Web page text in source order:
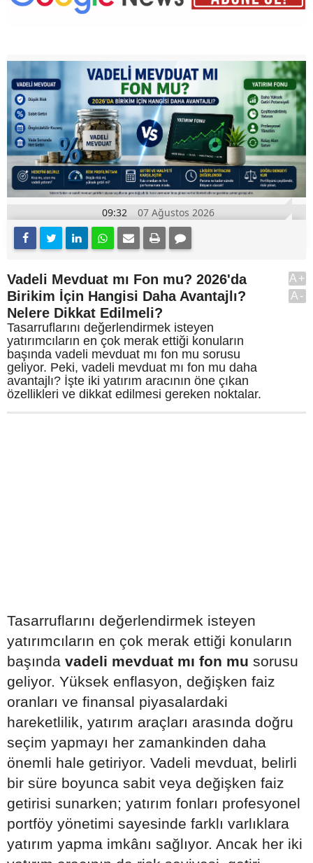
09:32 07 Ağustos 2026
Vadeli Mevduat mı Fon mu? 2026'da
Birikim İçin Hangisi Daha Avantajlı?
Nelere Dikkat Edilmeli?
Tasarruflarını değerlendirmek isteyen
yatırımcıların en çok merak ettiği konuların
başında vadeli mevduat mı fon mu sorusu
geliyor. Peki, vadeli mevduat mı fon mu daha
avantajlı? İşte iki yatırım aracının öne çıkan
özellikleri ve dikkat edilmesi gereken noktalar.
A+
A-
Tasarruflarını değerlendirmek isteyen
yatırımcıların en çok merak ettiği konuların
başında vadeli mevduat mı fon mu sorusu
geliyor. Yüksek enflasyon, değişken faiz
oranları ve finansal piyasalardaki
hareketlilik, yatırım araçları arasında doğru
seçim yapmayı her zamankinden daha
önemli hale getiriyor. Vadeli mevduat, belirli
bir süre boyunca sabit veya değişken faiz
getirisi sunarken; yatırım fonları profesyonel
portföy yönetimi sayesinde farklı varlıklara
yatırım yapma imkânı sağlıyor. Ancak her iki